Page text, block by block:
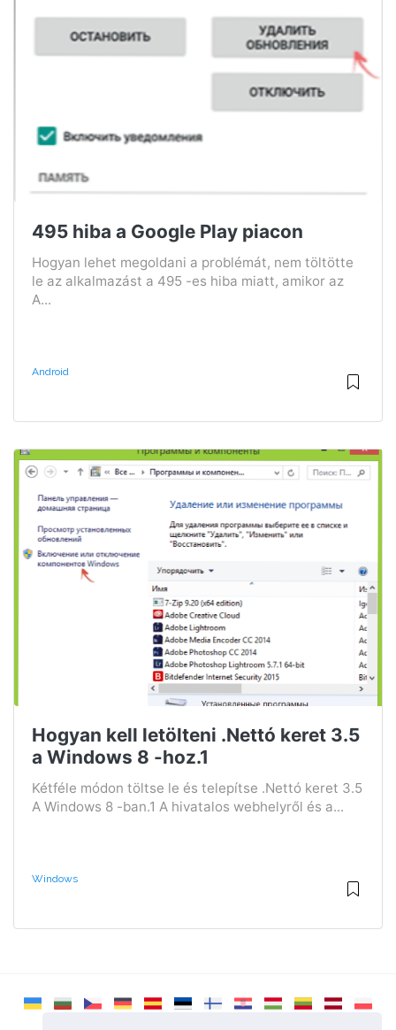
495 hiba a Google Play piacon
Hogyan lehet megoldani a problémát, nem töltötte
le az alkalmazást a 495 -es hiba miatt, amikor az
A...
Android
Hogyan kell letölteni .Nettó keret 3.5
a Windows 8 -hoz.1
Kétféle módon töltse le és telepítse .Nettó keret 3.5
A Windows 8 -ban.1 A hivatalos webhelyről és a...
Windows